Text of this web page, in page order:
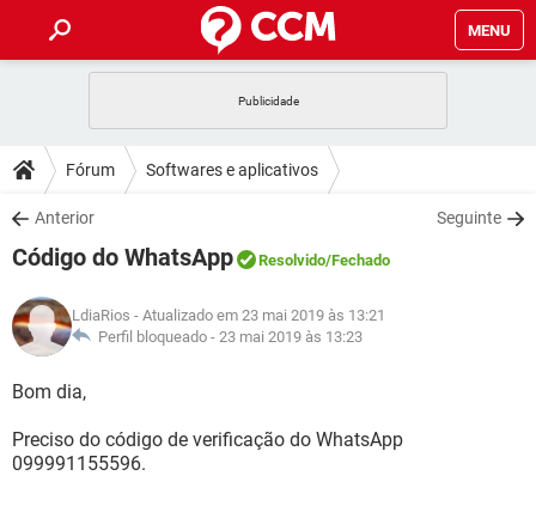
MENU
CELULAR FACEBOOK
OUTLOOK
INSTAGRAM GMAIL
GUIA DE COMPRAS
DICAS
JOGOS WHATSAPP
INSTAGRAM GMAIL
GUIA DE COMPRAS
DOWNLOADS
JOGOS WHATSAPP
CELULAR
OUTLOOK EXCEL
INSTAGRAM
FÓRUM
JOGOS WHATSAPP
CELULAR
OUTLOOK
INSTAGRAM GMAIL
GLOSSÁRIO
JOGOS
OUTLOOK
Fórum Softwares e aplicativos
Anterior Seguinte
Código do WhatsApp Resolvido/Fechado
LdiaRios - Atualizado em 23 mai 2019 às 13:21
Perfil bloqueado - 23 mai 2019 às 13:23
Bom dia,
Preciso do código de verificação do WhatsApp
099991155596.